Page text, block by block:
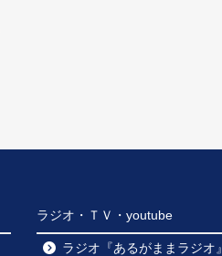
ラジオ・ＴＶ・youtube
ラジオ『あるがままラジオ』